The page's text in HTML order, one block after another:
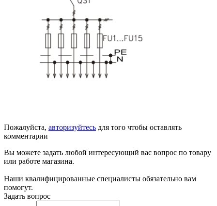
Пожалуйста, авторизуйтесь для того чтобы оставлять
комментарии
Вы можете задать любой интересующий вас вопрос по товару
или работе магазина.
Наши квалифицированные специалисты обязательно вам
помогут.
Задать вопрос